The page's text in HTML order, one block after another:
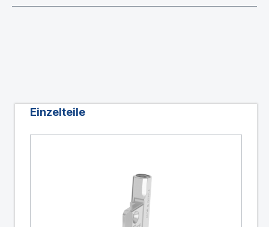
Produktgalerie überspringen
Einzelteile